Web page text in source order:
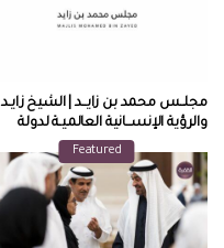
مجلــس محمد بن زايــد | الشيخ زايـد
والرؤية الإنســانية العالميـة لدولة
Featured